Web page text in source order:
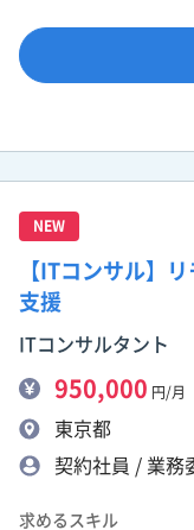
NEW
【ITコンサル】
支援
ITコンサルタント
950,000 円/月
東京都
契約社員 / 業務
求めるスキル